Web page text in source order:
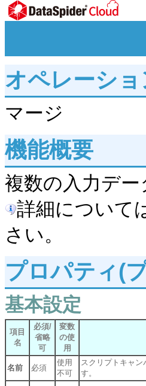
オペレーショ
マージ
機能概要
複数の入力デ
詳細について
さい。
プロパティ(
基本設定
項目
名
必須/
省略
可
変数
の使
用
名前 必須
使用
不可
スクリプトキャン
す。